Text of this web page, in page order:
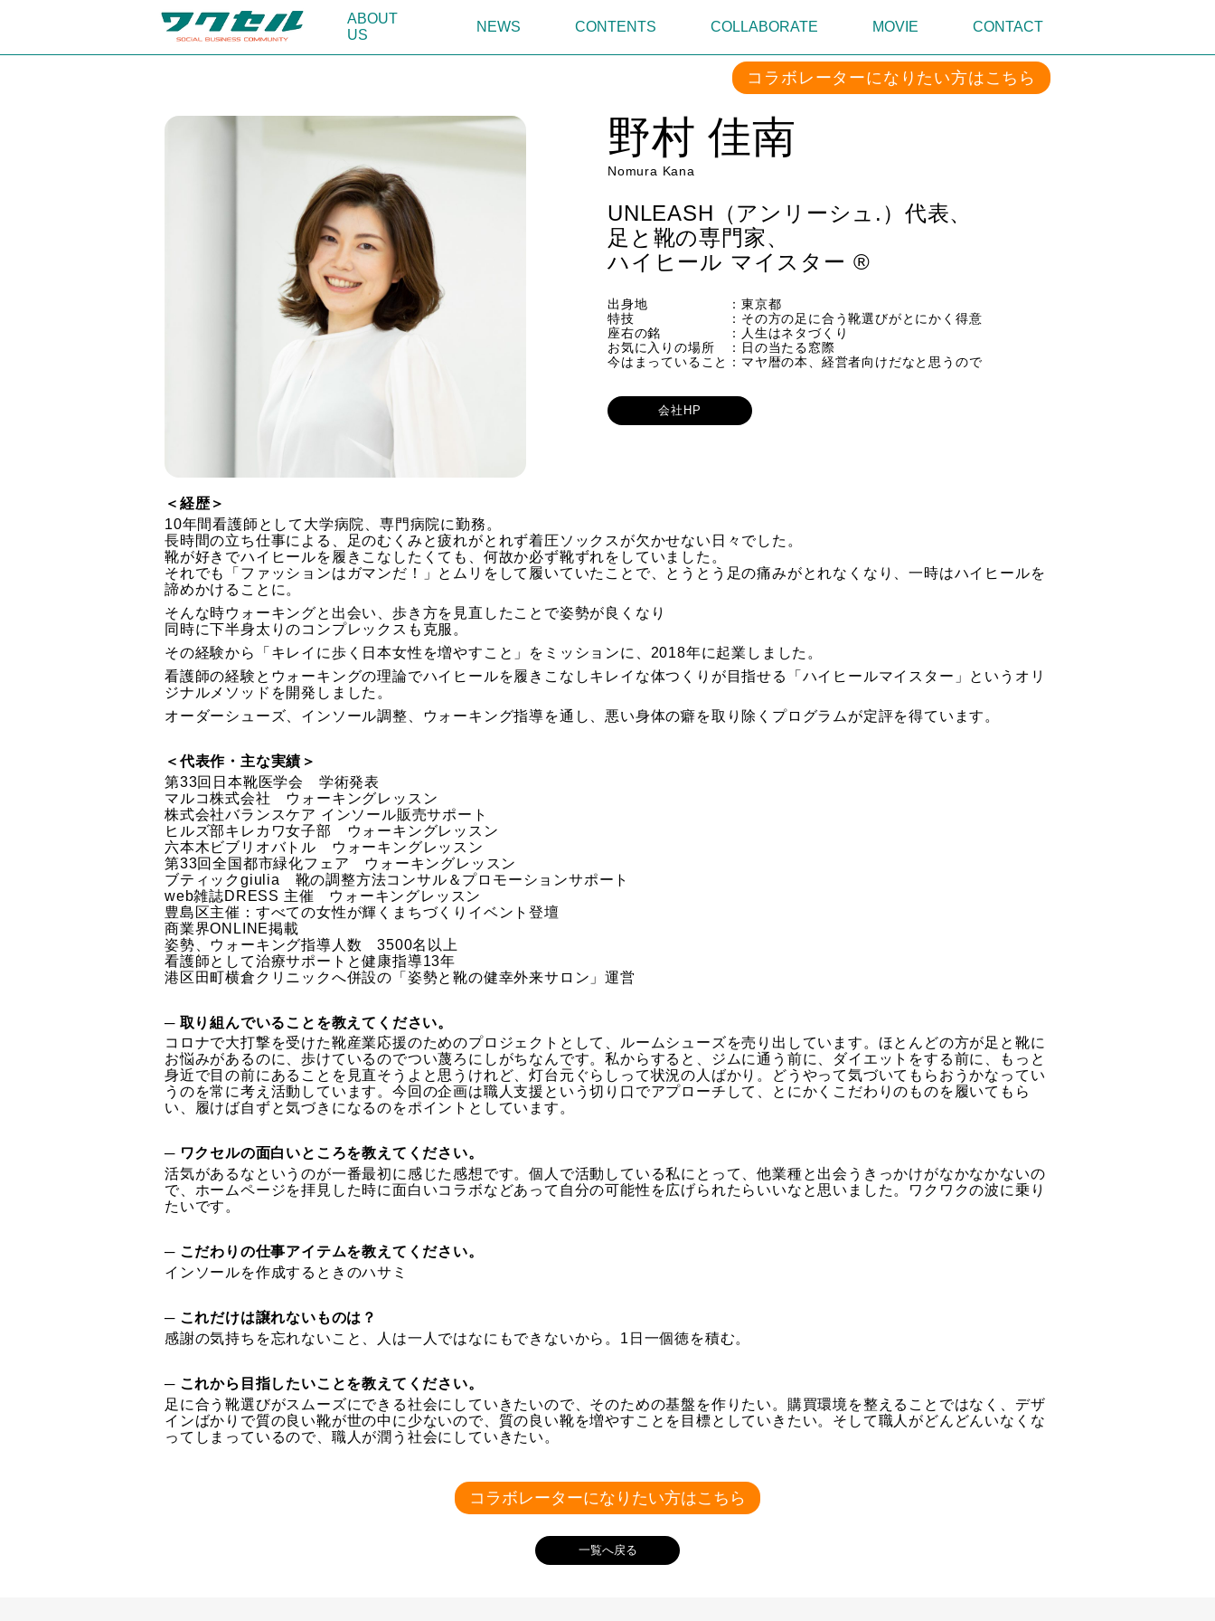
ABOUT
US
NEWS CONTENTS COLLABORATE MOVIE CONTACT
コラボレーターになりたい方はこちら
野村 佳南
Nomura Kana
UNLEASH（アンリーシュ.）代表、
足と靴の専門家、
ハイヒール マイスター ®️
出身地 ：東京都
特技 ：その方の足に合う靴選びがとにかく得意
座右の銘 ：人生はネタづくり
お気に入りの場所 ：日の当たる窓際
今はまっていること：マヤ暦の本、経営者向けだなと思うので
会社HP
＜経歴＞
10年間看護師として大学病院、専門病院に勤務。
長時間の立ち仕事による、足のむくみと疲れがとれず着圧ソックスが欠かせない日々でした。
靴が好きでハイヒールを履きこなしたくても、何故か必ず靴ずれをしていました。
それでも「ファッションはガマンだ！」とムリをして履いていたことで、とうとう足の痛みがとれなくなり、一時はハイヒールを
諦めかけることに。
そんな時ウォーキングと出会い、歩き方を見直したことで姿勢が良くなり
同時に下半身太りのコンプレックスも克服。
その経験から「キレイに歩く日本女性を増やすこと」をミッションに、2018年に起業しました。
看護師の経験とウォーキングの理論でハイヒールを履きこなしキレイな体つくりが目指せる「ハイヒールマイスター」というオリ
ジナルメソッドを開発しました。
オーダーシューズ、インソール調整、ウォーキング指導を通し、悪い身体の癖を取り除くプログラムが定評を得ています。
＜代表作・主な実績＞
第33回日本靴医学会 学術発表
マルコ株式会社 ウォーキングレッスン
株式会社バランスケア インソール販売サポート
ヒルズ部キレカワ女子部 ウォーキングレッスン
六本木ビブリオバトル ウォーキングレッスン
第33回全国都市緑化フェア ウォーキングレッスン
ブティックgiulia 靴の調整方法コンサル＆プロモーションサポート
web雑誌DRESS 主催 ウォーキングレッスン
豊島区主催：すべての女性が輝くまちづくりイベント登壇
商業界ONLINE掲載
姿勢、ウォーキング指導人数 3500名以上
看護師として治療サポートと健康指導13年
港区田町横倉クリニックへ併設の「姿勢と靴の健幸外来サロン」運営
─ 取り組んでいることを教えてください。
コロナで大打撃を受けた靴産業応援のためのプロジェクトとして、ルームシューズを売り出しています。ほとんどの方が足と靴に
お悩みがあるのに、歩けているのでつい蔑ろにしがちなんです。私からすると、ジムに通う前に、ダイエットをする前に、もっと
身近で目の前にあることを見直そうよと思うけれど、灯台元ぐらしって状況の人ばかり。どうやって気づいてもらおうかなってい
うのを常に考え活動しています。今回の企画は職人支援という切り口でアプローチして、とにかくこだわりのものを履いてもら
い、履けば自ずと気づきになるのをポイントとしています。
─ ワクセルの面白いところを教えてください。
活気があるなというのが一番最初に感じた感想です。個人で活動している私にとって、他業種と出会うきっかけがなかなかないの
で、ホームページを拝見した時に面白いコラボなどあって自分の可能性を広げられたらいいなと思いました。ワクワクの波に乗り
たいです。
─ こだわりの仕事アイテムを教えてください。
インソールを作成するときのハサミ
─ これだけは譲れないものは？
感謝の気持ちを忘れないこと、人は一人ではなにもできないから。1日一個徳を積む。
─ これから目指したいことを教えてください。
足に合う靴選びがスムーズにできる社会にしていきたいので、そのための基盤を作りたい。購買環境を整えることではなく、デザ
インばかりで質の良い靴が世の中に少ないので、質の良い靴を増やすことを目標としていきたい。そして職人がどんどんいなくな
ってしまっているので、職人が潤う社会にしていきたい。
コラボレーターになりたい方はこちら
一覧へ戻る